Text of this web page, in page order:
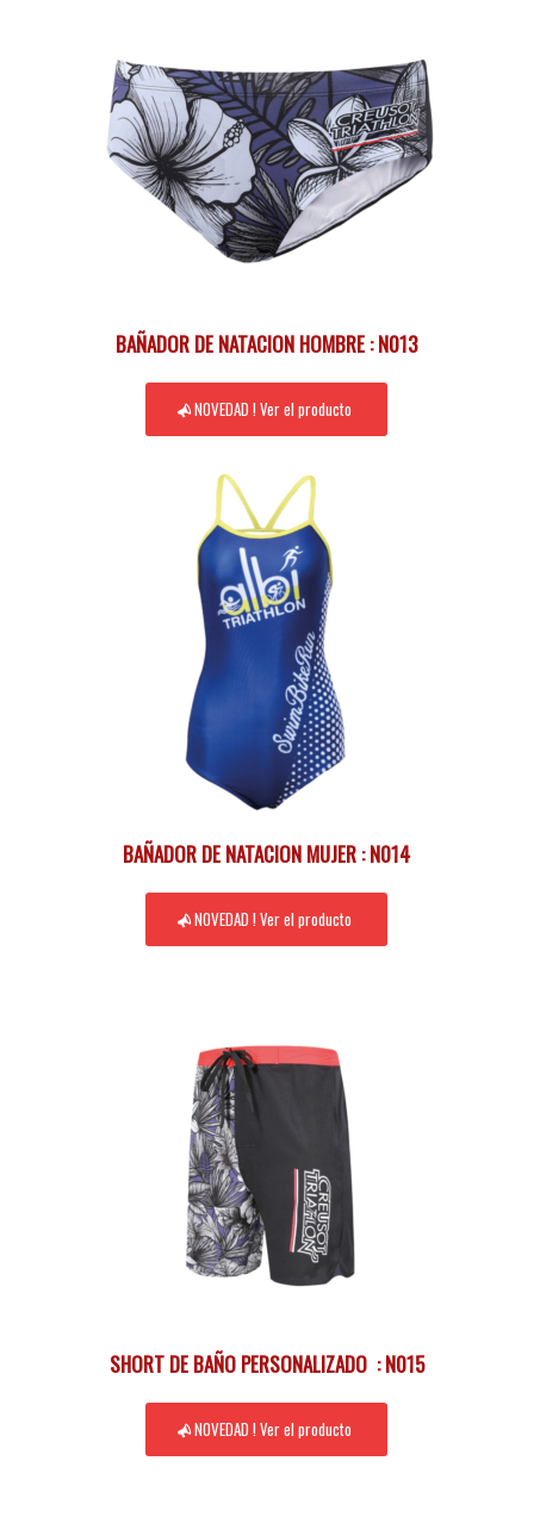
BAÑADOR DE NATACION HOMBRE : N013
NOVEDAD ! Ver el producto
BAÑADOR DE NATACION MUJER : N014
NOVEDAD ! Ver el producto
SHORT DE BAÑO PERSONALIZADO : N015
NOVEDAD ! Ver el producto